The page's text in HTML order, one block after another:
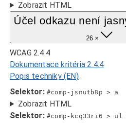
Zobrazit HTML
Účel odkazu není
26 ×
WCAG 2.4.4
Dokumentace kritéria 2.4.4
Popis techniky (EN)
Selektor: #comp-jsnutb8p > a
Zobrazit HTML
Selektor: #comp-kcq33ri6 >